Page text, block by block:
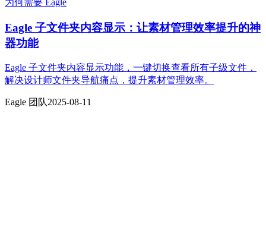
Eagle 子文件夹内容显示：让素材管理效率提升的神
器功能
Eagle 子文件夹内容显示功能，一键切换查看所有子级文件，
解决设计师文件夹导航痛点，提升素材管理效率。
Eagle 团队2025-08-11